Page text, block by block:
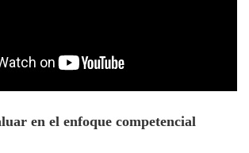
en el enfoque competencial